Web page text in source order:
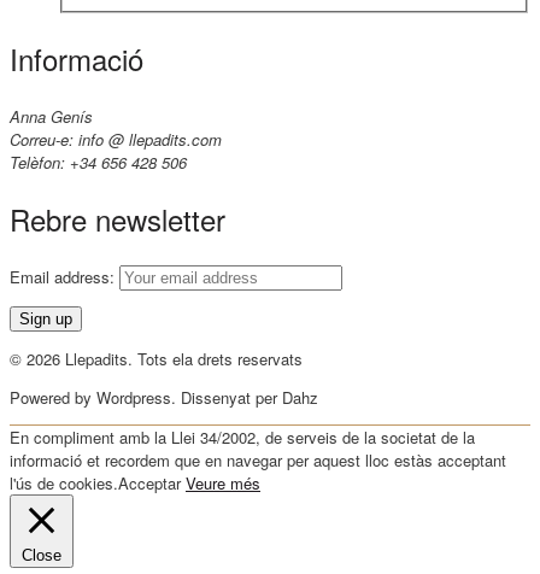
Informació
Anna Genís
Correu-e: info @ llepadits.com
Telèfon: +34 656 428 506
Rebre newsletter
Email address:
© 2026 Llepadits. Tots ela drets reservats
Powered by Wordpress. Dissenyat per Dahz
En compliment amb la Llei 34/2002, de serveis de la societat de la
informació et recordem que en navegar per aquest lloc estàs acceptant
l'ús de cookies.Acceptar Veure més
Close